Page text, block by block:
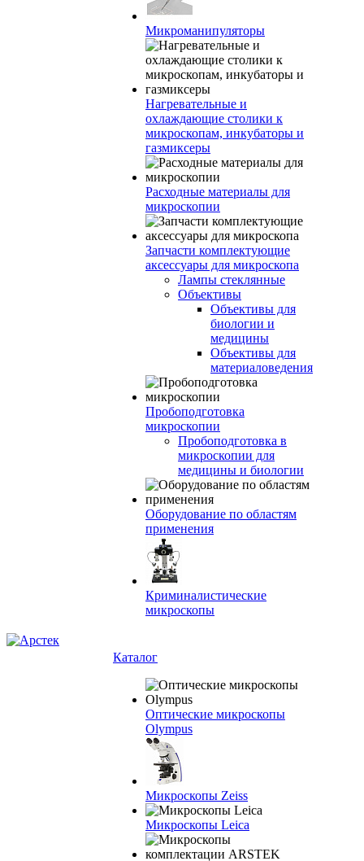
Микроманипуляторы
Нагревательные и
охлаждающие столики к
микроскопам, инкубаторы и
газмиксеры
Расходные материалы для
микроскопии
Запчасти комплектующие
аксессуары для микроскопа
Лампы стеклянные
Объективы
Объективы для
биологии и
медицины
Объективы для
материаловедения
Пробоподготовка
микроскопии
Пробоподготовка в
микроскопии для
медицины и биологии
Оборудование по областям
применения
Криминалистические
микроскопы
Каталог
Оптические микроскопы
Olympus
Микроскопы Zeiss
Микроскопы Leica